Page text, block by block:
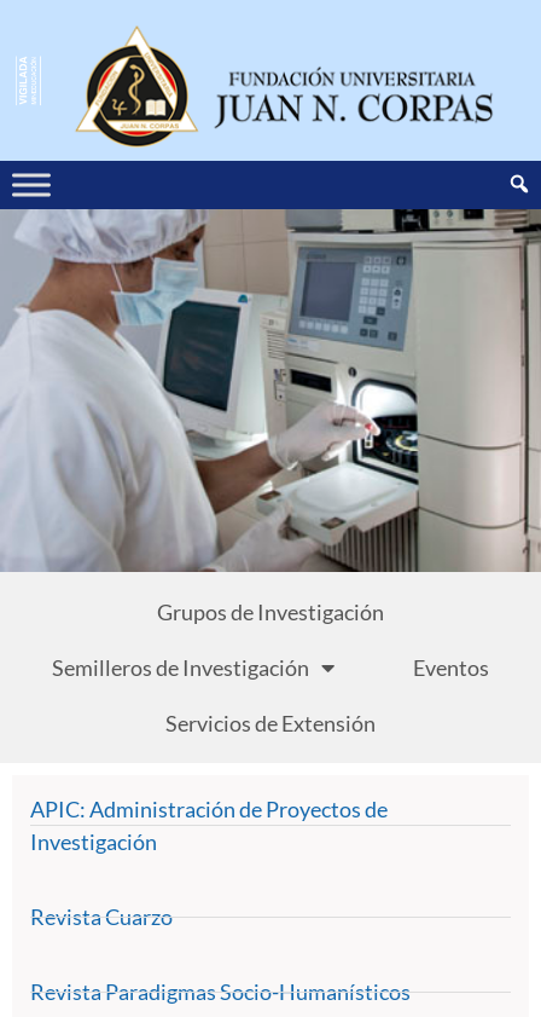
Centro de
Investigación
Grupos de Investigación
Semilleros de Investigación Eventos
Servicios de Extensión
APIC: Administración de Proyectos de
Investigación
Revista Cuarzo
Revista Paradigmas Socio-Humanísticos